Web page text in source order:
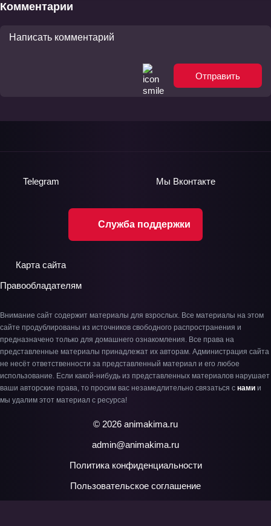
Комментарии
Отправить
Служба поддержки
Telegram Мы Вконтакте
Карта сайта
Правообладателям
Внимание сайт содержит материалы для взрослых. Все материалы на этом
сайте продублированы из источников свободного распространения и
предназначено только для домашнего ознакомления. Все права на
представленные материалы принадлежат их авторам. Администрация сайта
не несёт ответственности за представленный материал и его любое
использование. Если какой-нибудь из представленных материалов нарушает
ваши авторские права, то просим вас незамедлительно связаться с нами и
мы удалим этот материал с ресурса!
© 2026 animakima.ru
admin@animakima.ru
Политика конфиденциальности
Пользовательское соглашение